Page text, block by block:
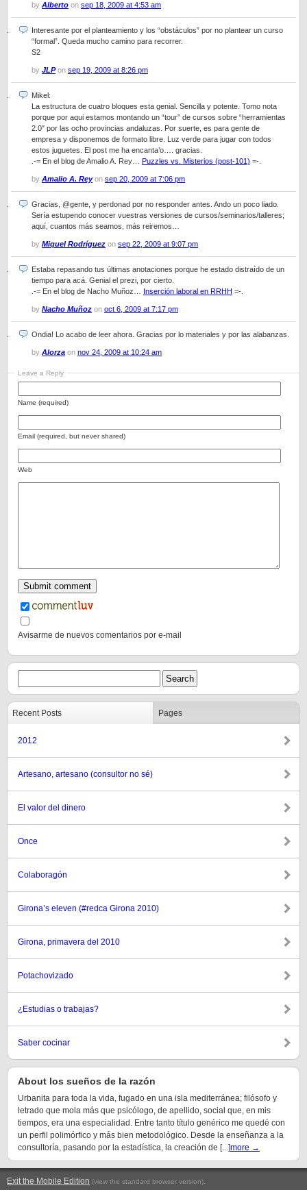
by Alberto on sep 18, 2009 at 4:53 am
Interesante por el planteamiento y los “obstáculos” por no plantear un curso
“formal”. Queda mucho camino para recorrer.
S2
by JLPon sep 19, 2009 at 8:26 pm
Mikel:
La estructura de cuatro bloques esta genial. Sencilla y potente. Tomo nota
porque por aqui estamos montando un “tour” de cursos sobre “herramientas
2.0″ por las ocho provincias andaluzas. Por suerte, es para gente de
empresa y disponemos de formato libre. Luz verde para jugar con todos
estos juguetes. El post me ha encanta’o…. gracias.
.-= En el blog de Amalio A. Rey… Puzzles vs. Misterios (post-101) =-.
by Amalio A. Reyon sep 20, 2009 at 7:06 pm
Gracias, @gente, y perdonad por no responder antes. Ando un poco liado.
Sería estupendo conocer vuestras versiones de cursos/seminarios/talleres;
aquí, cuantos más seamos, más reiremos…
by Miquel Rodríguez on sep 22, 2009 at 9:07 pm
Estaba repasando tus últimas anotaciones porque he estado distraído de un
tiempo para acá. Genial el prezi, por cierto.
.-= En el blog de Nacho Muñoz… Inserción laboral en RRHH =-.
by Nacho Muñoz on oct 6, 2009 at 7:17 pm
Ondia! Lo acabo de leer ahora. Gracias por lo materiales y por las alabanzas.
by Alorza on nov 24, 2009 at 10:24 am
Leave a Reply
Name (required)
Email (required, but never shared)
Web
Avisarme de nuevos comentarios por e-mail
Recent Posts Pages
2012
Artesano, artesano (consultor no sé)
El valor del dinero
Once
Colaboragón
Girona’s eleven (#redca Girona 2010)
Girona, primavera del 2010
Potachovizado
¿Estudias o trabajas?
Saber cocinar
About los sueños de la razón
Urbanita para toda la vida, fugado en una isla mediterránea; filósofo y
letrado que mola más que psicólogo, de apellido, social que, en mis
tiempos, era una especialidad. Entre tanto título genérico me quedé con
un perfil polimórfico y más bien metodológico. Desde la enseñanza a la
consultoría, pasando por la estadística, la creación de [...]more →
Exit the Mobile Edition (view the standard browser version).